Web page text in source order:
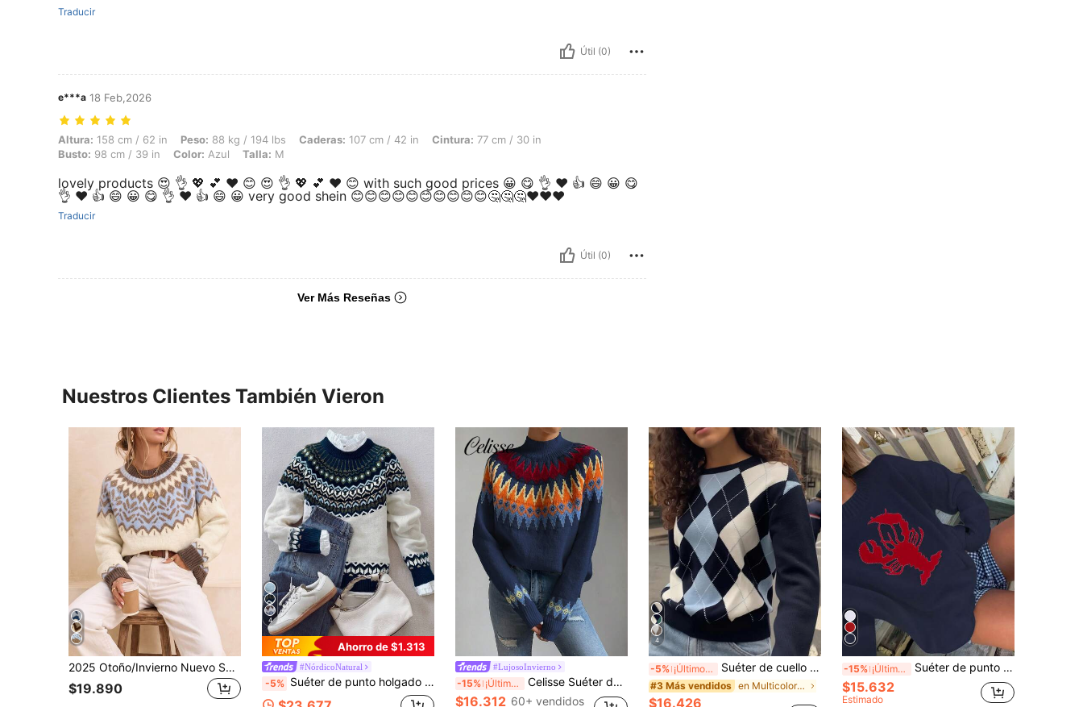
Traducir
Útil (0)
e***a 18 Feb,2026
Altura: 158 cm / 62 in, Peso: 88 kg / 194 lbs, Caderas: 107 cm / 42 in, Cintura: 77 cm / 30 in, Busto: 98 cm / 39 in, Color: Azul, Talla: M
Altura: 158 cm / 62 in Peso: 88 kg / 194 lbs Caderas: 107 cm / 42 in Cintura: 77 cm / 30 in
Busto: 98 cm / 39 in Color: Azul Talla: M
lovely products 😍 👌 💖 💕 ❤️ 😊 😍 👌 💖 💕 ❤️ 😊 with such good prices 😀 😋 👌 ♥️ 👍 😄 😀 😋
👌 ♥️ 👍 😄 😀 😋 👌 ♥️ 👍 😄 😀 very good shein 😊😊😊😊😊😊😊😊😊😊🤔🤔🤔❤️❤️❤️
Traducir
Útil (0)
Ver Más Reseñas
Nuestros Clientes También Vieron
2025 Otoño/Invierno Nuevo Suéter de Punto Casual de Moda para Mujer con Cuello Redondo, Patrón Geométrico de Bloques de Color, Otoño
$19.890
4
Ahorro de $1.313
#NórdicoNatural
-5% Suéter de punto holgado con cuello redondo y patrón geométrico Fair Isle, cómodo y a la moda para mujer, otoño/invierno
#LujosoInvierno
-15% ¡Últimos 3 días Celisse Suéter de manga raglán con estampado geométrico, suéter de punto de manga larga para otoño e invierno
$16.312 60+ vendidos
4
-5% ¡Últimos 3 días Suéter de cuello redondo de punto argyle para mujer, estilo preppy vintage de vuelta a la escuela, top de corte holgado para otoño/invierno
#3 Más vendidos en Multicolor Suéteres de mujer
$16.426
-15% ¡Últimos 3 días Suéter de punto jacquard con contraste de color y diseño de camarón, estilo casual retro para mujer, otoño/invierno
$15.632
Estimado